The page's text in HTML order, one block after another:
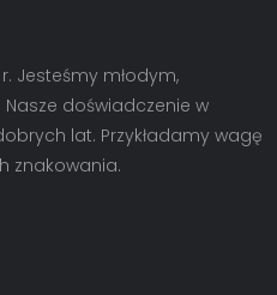
Jesteśmy młodym,
doświadczenie w
lat. Przykładamy wagę
znakowania.